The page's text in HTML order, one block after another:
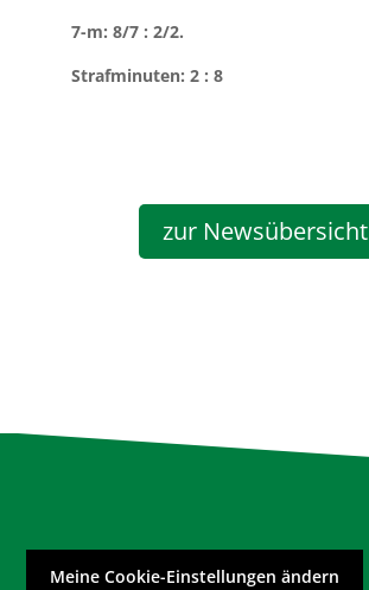
7-m: 8/7 : 2/2.
Strafminuten: 2 : 8
zur Newsübersicht
Meine Cookie-Einstellungen ändern